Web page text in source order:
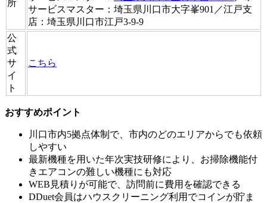
所
サービスマスター：埼玉県川口市大字峯901／江戸支
店：埼玉県川口市江戸3-9-9
公
式
サ
イ
ト
こちら
おすすめポイント
川口市内5拠点体制で、市内のどのエリアからでも依頼
しやすい
最新機種を用いた年次実技研修により、お掃除機能付
きエアコンの難しい機種にも対応
WEB見積りが可能で、訪問前に費用を確認できる
DDuet会員はハウスクリーニング利用でコインが貯ま